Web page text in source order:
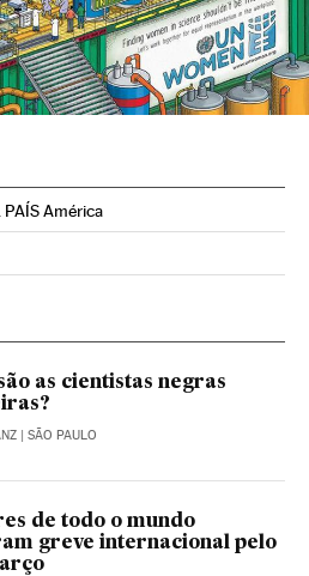
América
en Twitter
Brasil en Instagram
País Brasil en Facebook
as cientistas negras
| SÃO PAULO
de todo o mundo
greve internacional pelo